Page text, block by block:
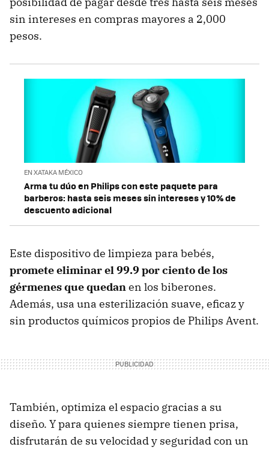
sin intereses en compras mayores a 2,000
pesos.
EN XATAKA MÉXICO
Arma tu dúo en Philips con este paquete para
barberos: hasta seis meses sin intereses y 10% de
descuento adicional
Este dispositivo de limpieza para bebés,
promete eliminar el 99.9 por ciento de los
gérmenes que quedanen los biberones.
Además, usa una esterilización suave, eficaz y
sin productos químicos propios de Philips Avent.
También, optimiza el espacio gracias a su
diseño. Y para quienes siempre tienen prisa,
disfrutarán de su velocidad y seguridad con un